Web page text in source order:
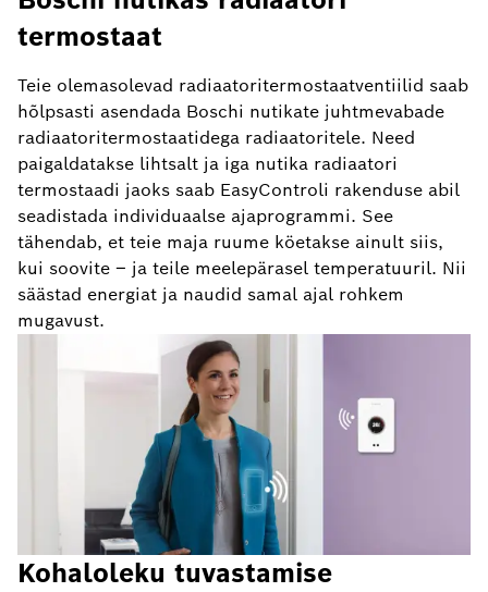
termostaat
Teie olemasolevad radiaatoritermostaatventiilid saab
hõlpsasti asendada Boschi nutikate juhtmevabade
radiaatoritermostaatidega radiaatoritele. Need
paigaldatakse lihtsalt ja iga nutika radiaatori
termostaadi jaoks saab EasyControli rakenduse abil
seadistada individuaalse ajaprogrammi. See
tähendab, et teie maja ruume köetakse ainult siis,
kui soovite – ja teile meelepärasel temperatuuril. Nii
säästad energiat ja naudid samal ajal rohkem
mugavust.
Kohaloleku tuvastamise